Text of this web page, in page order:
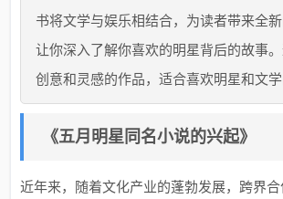
书将文学与娱乐相结合，为读者带来全新
让你深入了解你喜欢的明星背后的故事
创意和灵感的作品，适合喜欢明星和文学
《五月明星同名小说的兴起》
近年来，随着文化产业的蓬勃发展，跨界